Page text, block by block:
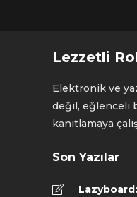
Lezzetli
Elektronik ve
değil, eğlenceli
kanıtlamaya
Son Yazılar